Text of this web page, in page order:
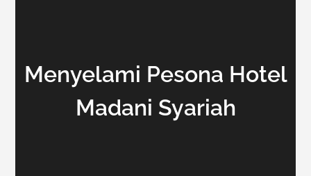
Menyelami Pesona Hotel
Madani Syariah